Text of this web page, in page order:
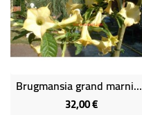
Brugmansia grand marnier gros sujet
32,00 €Prix